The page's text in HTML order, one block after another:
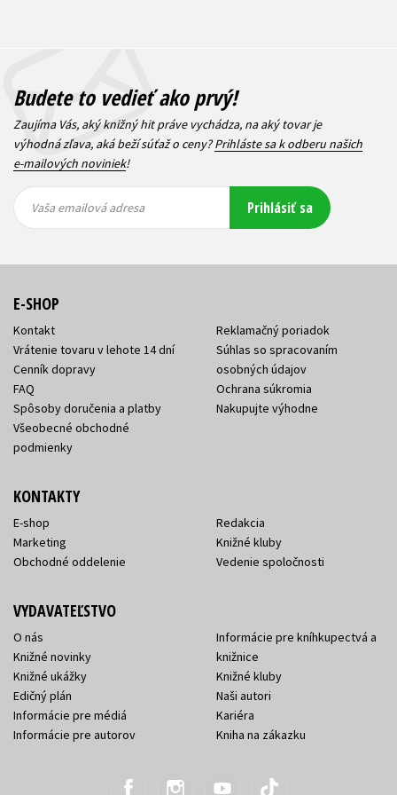
Budete to vedieť ako prvý!
Zaujíma Vás, aký knižný hit práve vychádza, na aký tovar je
výhodná zľava, aká beží súťaž o ceny?Prihláste sa k odberu našich
e-mailových noviniek!
emailová
emailová
Vaša emailová adresa Prihlásiť sa
E-SHOP
Kontakt
Vrátenie tovaru v lehote 14 dní
Cenník dopravy
FAQ
Spôsoby doručenia a platby
Všeobecné obchodné
podmienky
Reklamačný poriadok
Súhlas so spracovaním
osobných údajov
Ochrana súkromia
Nakupujte výhodne
KONTAKTY
E-shop
Marketing
Obchodné oddelenie
Redakcia
Knižné kluby
Vedenie spoločnosti
VYDAVATEĽSTVO
O nás
Knižné novinky
Knižné ukážky
Edičný plán
Informácie pre médiá
Informácie pre autorov
Informácie pre kníhkupectvá a
knižnice
Knižné kluby
Naši autori
Kariéra
Kniha na zákazku